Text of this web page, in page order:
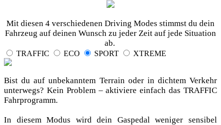
Mit diesen 4 verschiedenen Driving Modes stimmst du dein
Fahrzeug auf deinen Wunsch zu jeder Zeit auf jede Situation
ab.
TRAFFIC ECO SPORT XTREME
Bist du auf unbekanntem Terrain oder in dichtem Verkehr
unterwegs? Kein Problem – aktiviere einfach das TRAFFIC
Fahrprogramm.
In diesem Modus wird dein Gaspedal weniger sensibel